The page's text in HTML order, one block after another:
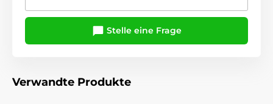
Stelle eine Frage
Verwandte Produkte